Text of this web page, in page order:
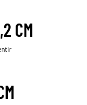
CM